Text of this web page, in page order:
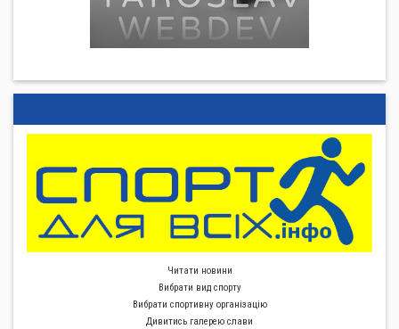
Читати новини
Вибрати вид спорту
Вибрати спортивну органiзацiю
Дивитись галерею слави